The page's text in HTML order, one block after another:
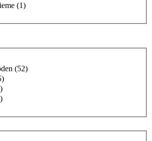
(1)
(52)